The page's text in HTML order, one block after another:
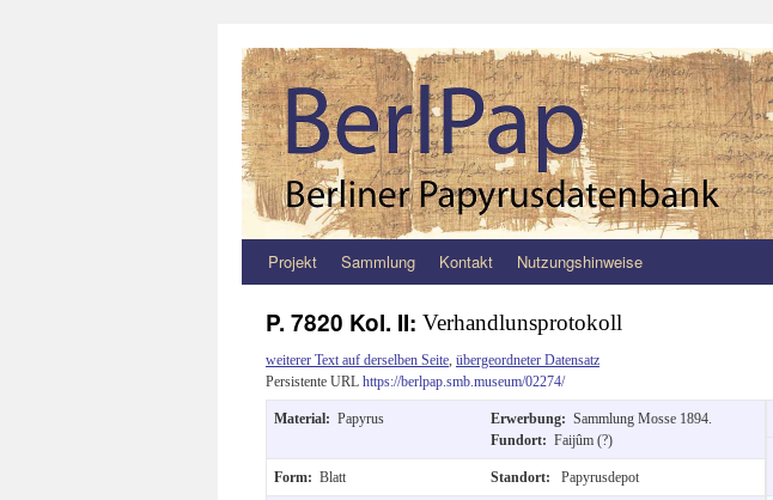
Zum
springen
Projekt Sammlung Kontakt Nutzungshinweise
P. 7820 Kol. II: Verhandlunsprotokoll
weiterer Text auf derselben Seite übergeordneter Datensatz
Persistente URL https://berlpap.smb.museum/02274/
Material: Papyrus Erwerbung: Sammlung Mosse 1894.
Fundort: Faijûm (?)
Form: Blatt Standort: Papyrusdepot